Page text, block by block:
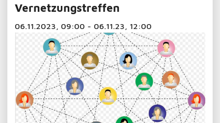
Vernetzungstreffen
06.11.2023, 09:00 - 06.11.23, 12:00